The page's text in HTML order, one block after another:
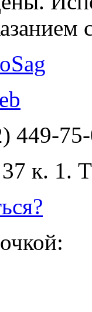
449-
к. 1.